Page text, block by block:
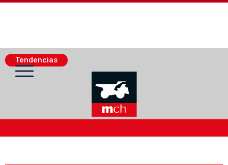
Tendencias
Actualidad Minera